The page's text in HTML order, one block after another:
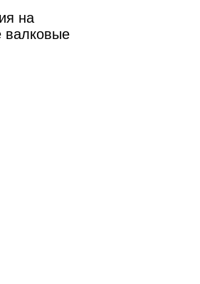
на
валковые